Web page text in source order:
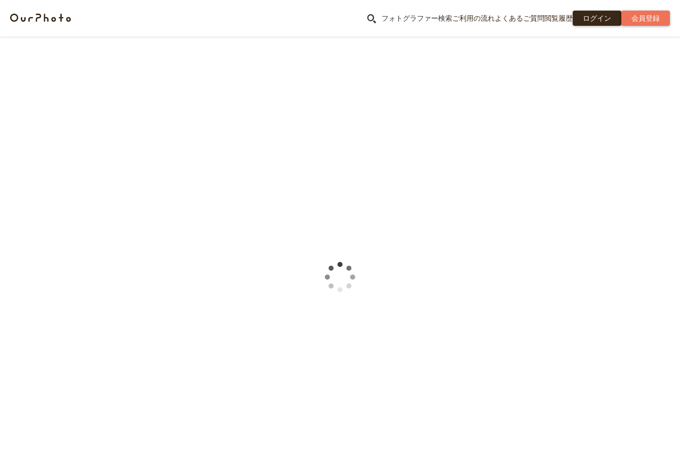
フォトグラファー検索ご利用の流れよくあるご質問閲覧履歴 ログイン 会員登録